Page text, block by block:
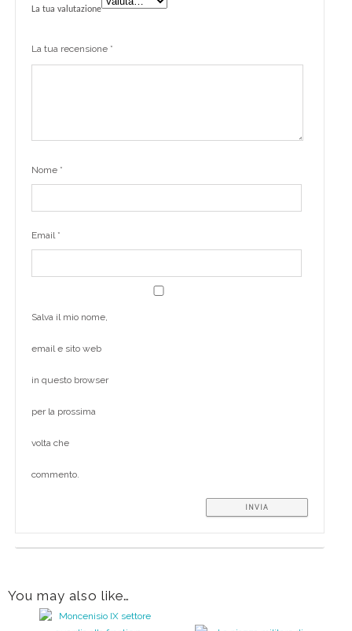
La tua valutazione
La tua recensione *
Nome *
Email *
Salva il mio nome,
email e sito web
in questo browser
per la prossima
volta che
commento.
You may also like…